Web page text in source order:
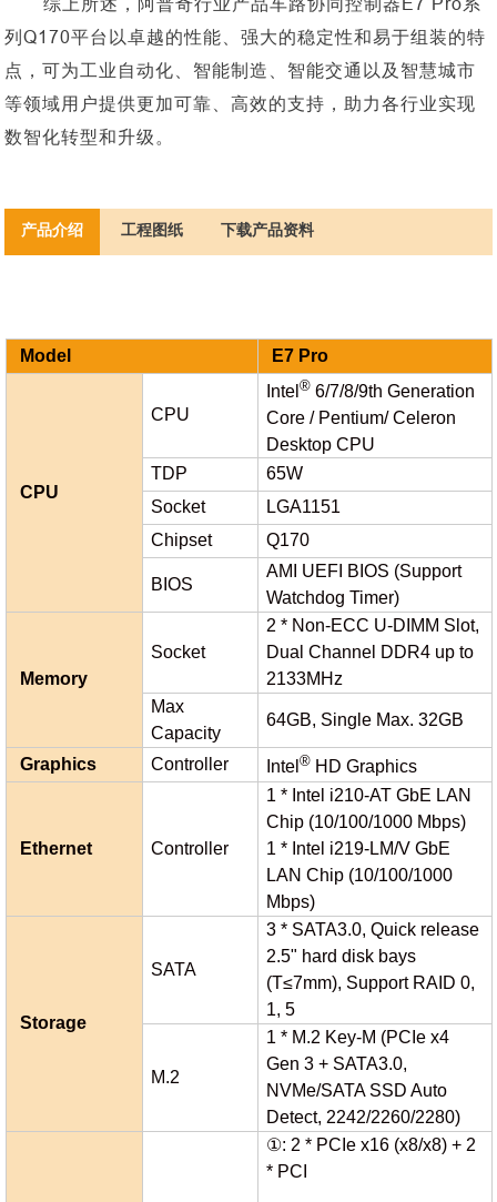
列Q170平台以卓越的性能、强大的稳定性和易于组装的特
点，可为工业自动化、智能制造、智能交通以及智慧城市
等领域用户提供更加可靠、高效的支持，助力各行业实现
数智化转型和升级。
产品介绍 工程图纸 下载产品资料
Model E7 Pro
CPU
CPU
Intel ®6/7/8/9th Generation
Core / Pentium/ Celeron
Desktop CPU
TDP
65W
Socket
LGA1151
Chipset
Q170
BIOS
AMI UEFI BIOS (Support
Watchdog Timer)
Memory
Socket
2 * Non-ECC U-DIMM Slot,
Dual Channel DDR4 up to
2133MHz
Max
Capacity
64GB, Single Max. 32GB
Graphics Controller Intel ®HD Graphics
Ethernet Controller
1 * Intel i210-AT GbE LAN
Chip (10/100/1000 Mbps)
1 * Intel i219-LM/V GbE
LAN Chip (10/100/1000
Mbps)
Storage
SATA
3 * SATA3.0, Quick release
2.5" hard disk bays
(T≤7mm), Support RAID 0,
1, 5
M.2
1 * M.2 Key-M (PCIe x4
Gen 3 + SATA3.0,
NVMe/SATA SSD Auto
Detect, 2242/2260/2280)
①: 2 * PCIe x16 (x8/x8) + 2
* PCI